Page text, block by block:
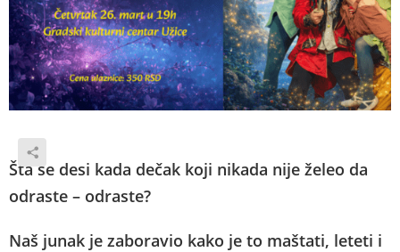
Šta se desi kada dečak koji nikada nije želeo da
odraste – odraste?
Naš junak je zaboravio kako je to maštati, leteti i